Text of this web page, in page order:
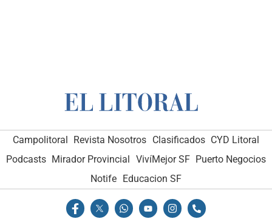
Campolitoral Revista Nosotros Clasificados CYD Litoral
Podcasts Mirador Provincial VivíMejor SF Puerto Negocios
Notife
Educacion SF